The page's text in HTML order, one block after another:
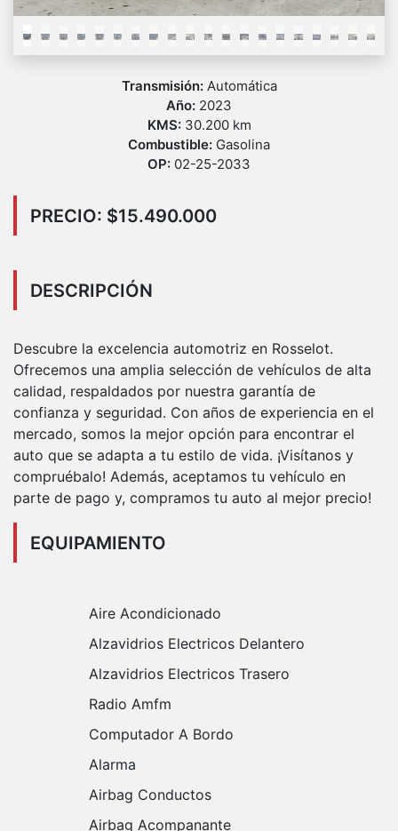
Transmisión: Automática
Año: 2023
KMS: 30.200 km
Combustible: Gasolina
OP: 02-25-2033
PRECIO: $15.490.000
DESCRIPCIÓN
Descubre la excelencia automotriz en Rosselot.
Ofrecemos una amplia selección de vehículos de alta
calidad, respaldados por nuestra garantía de
confianza y seguridad. Con años de experiencia en el
mercado, somos la mejor opción para encontrar el
auto que se adapta a tu estilo de vida. ¡Visítanos y
compruébalo! Además, aceptamos tu vehículo en
parte de pago y, compramos tu auto al mejor precio!
EQUIPAMIENTO
Aire Acondicionado
Alzavidrios Electricos Delantero
Alzavidrios Electricos Trasero
Radio Amfm
Computador A Bordo
Alarma
Airbag Conductos
Airbag Acompanante